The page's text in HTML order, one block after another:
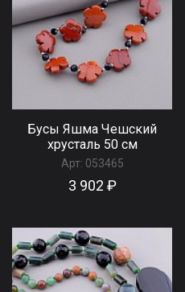
Бусы Яшма Чешский
хрусталь 50 см
Арт: 053465
3 902 ₽